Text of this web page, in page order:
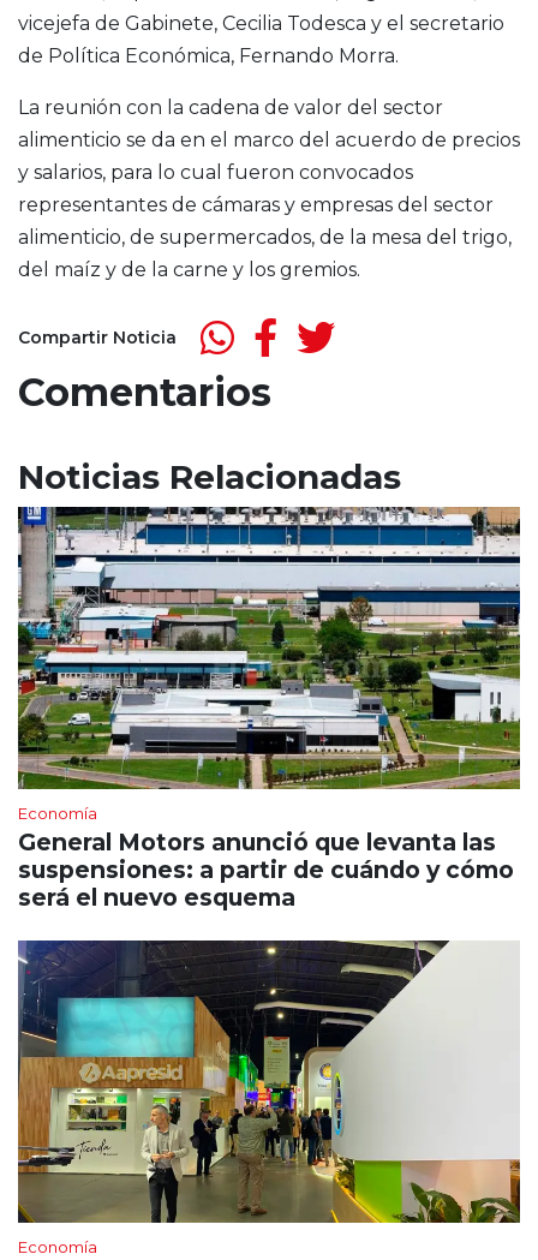
vicejefa de Gabinete, Cecilia Todesca y el secretario
de Política Económica, Fernando Morra.
La reunión con la cadena de valor del sector
alimenticio se da en el marco del acuerdo de precios
y salarios, para lo cual fueron convocados
representantes de cámaras y empresas del sector
alimenticio, de supermercados, de la mesa del trigo,
del maíz y de la carne y los gremios.
Compartir Noticia
Comentarios
Noticias Relacionadas
Economía
General Motors anunció que levanta las
suspensiones: a partir de cuándo y cómo
será el nuevo esquema
Economía